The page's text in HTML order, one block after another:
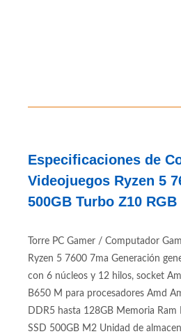
Especificaciones de
Videojuegos Ryzen 5
Torre PC Gamer / Computador
Ryzen 5 7600 7ma Generación
con 6 núcleos y 12 hilos, socket
B650 M para procesadores Amd
DDR5 hasta 128GB Memoria Ram